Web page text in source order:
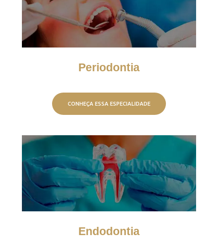
Periodontia
CONHEÇA ESSA ESPECIALIDADE
Endodontia